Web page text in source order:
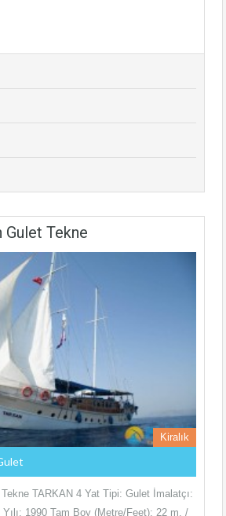
Gulet Tekne
Kiralık
TARKAN 4 Yat Tipi: Gulet İmalatçı:
1990 Tam Boy (Metre/Feet): 22 m. /